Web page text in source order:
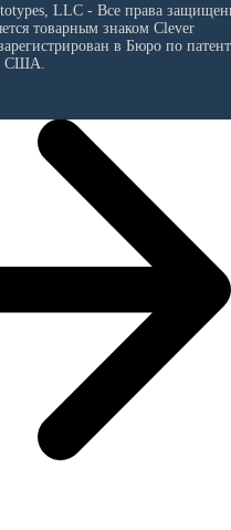
LLC - Все права
товарным знаком Clever
в Бюро по
США.